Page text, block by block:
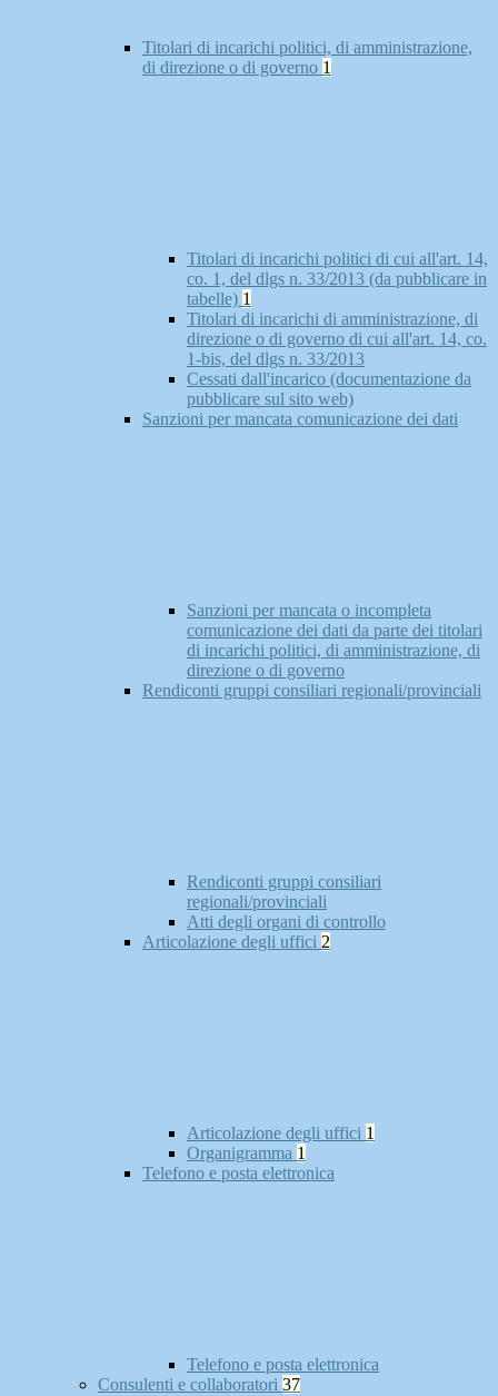
Titolari di incarichi politici, di amministrazione,
di direzione o di governo 1
Titolari di incarichi politici di cui all'art. 14,
co. 1, del dlgs n. 33/2013 (da pubblicare in
tabelle) 1
Titolari di incarichi di amministrazione, di
direzione o di governo di cui all'art. 14, co.
1-bis, del dlgs n. 33/2013
Cessati dall'incarico (documentazione da
pubblicare sul sito web)
Sanzioni per mancata comunicazione dei dati
Sanzioni per mancata o incompleta
comunicazione dei dati da parte dei titolari
di incarichi politici, di amministrazione, di
direzione o di governo
Rendiconti gruppi consiliari regionali/provinciali
Rendiconti gruppi consiliari
regionali/provinciali
Atti degli organi di controllo
Articolazione degli uffici 2
Articolazione degli uffici 1
Organigramma 1
Telefono e posta elettronica
Telefono e posta elettronica
Consulenti e collaboratori 37